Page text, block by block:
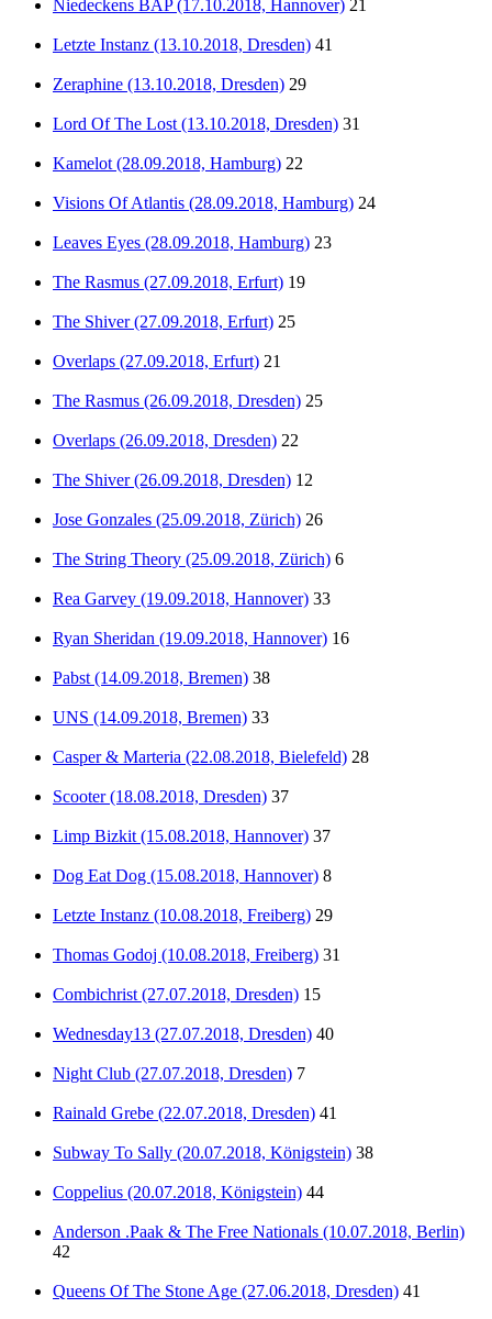
Niedeckens BAP (17.10.2018, Hannover) 21
Letzte Instanz (13.10.2018, Dresden) 41
Zeraphine (13.10.2018, Dresden) 29
Lord Of The Lost (13.10.2018, Dresden) 31
Kamelot (28.09.2018, Hamburg) 22
Visions Of Atlantis (28.09.2018, Hamburg) 24
Leaves Eyes (28.09.2018, Hamburg) 23
The Rasmus (27.09.2018, Erfurt) 19
The Shiver (27.09.2018, Erfurt) 25
Overlaps (27.09.2018, Erfurt) 21
The Rasmus (26.09.2018, Dresden) 25
Overlaps (26.09.2018, Dresden) 22
The Shiver (26.09.2018, Dresden) 12
Jose Gonzales (25.09.2018, Zürich) 26
The String Theory (25.09.2018, Zürich) 6
Rea Garvey (19.09.2018, Hannover) 33
Ryan Sheridan (19.09.2018, Hannover) 16
Pabst (14.09.2018, Bremen) 38
UNS (14.09.2018, Bremen) 33
Casper & Marteria (22.08.2018, Bielefeld) 28
Scooter (18.08.2018, Dresden) 37
Limp Bizkit (15.08.2018, Hannover) 37
Dog Eat Dog (15.08.2018, Hannover) 8
Letzte Instanz (10.08.2018, Freiberg) 29
Thomas Godoj (10.08.2018, Freiberg) 31
Combichrist (27.07.2018, Dresden) 15
Wednesday13 (27.07.2018, Dresden) 40
Night Club (27.07.2018, Dresden) 7
Rainald Grebe (22.07.2018, Dresden) 41
Subway To Sally (20.07.2018, Königstein) 38
Coppelius (20.07.2018, Königstein) 44
Anderson .Paak & The Free Nationals (10.07.2018, Berlin)
42
Queens Of The Stone Age (27.06.2018, Dresden) 41